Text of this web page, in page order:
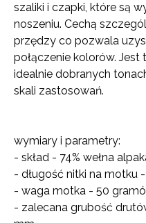
szaliki i czapki, które są
noszeniu. Cechą
przędzy co pozwala
połączenie kolorów. Jest
idealnie dobranych
skali zastosowań.
wymiary i parametry:
- skład - 74% wełna
- długość nitki na motku
- waga motka - 50
- zalecana grubość